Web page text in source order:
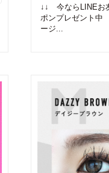
↓↓ 今ならLINEお
ポンプレゼント
ージ...